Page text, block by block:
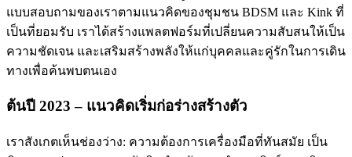
แบบสอบถามของเราตามแนวคิดของชุมชน BDSM และ Kink ที่
เป็นที่ยอมรับ เราได้สร้างแพลตฟอร์มที่เปลี่ยนความสับสนให้เป็น
ความชัดเจน และเสริมสร้างพลังให้แก่บุคคลและคู่รักในการเดิน
ทางเพื่อค้นพบตนเอง
ต้นปี 2023 – แนวคิดเริ่มก่อร่างสร้างตัว
เราสังเกตเห็นช่องว่าง: ความต้องการเครื่องมือที่ทันสมัย เป็น